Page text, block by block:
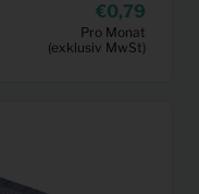
0,79
Pro Monat
(exklusiv MwSt)